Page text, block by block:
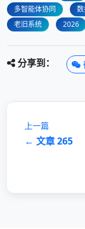
多智能体协同
老旧系统
2026
分享到：
上一篇
← 文章 265